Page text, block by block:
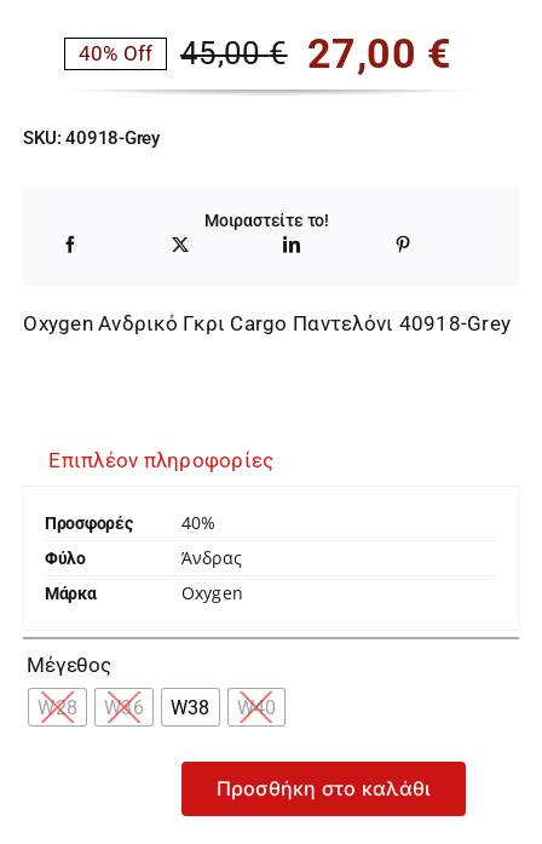
45,00€
Original
45,00 €.
27,00 €
Η
είναι:
27,00 €.
40% Off
SKU:40918-Grey
Μοιραστείτε το!
Oxygen Ανδρικό Γκρι Cargo Παντελόνι 40918-Grey
Επιπλέον πληροφορίες
Προσφορές 40%
Φύλο Άνδρας
Μάρκα Oxygen
Μέγεθος
W28 W36 W38 W40
Προσθήκη στο καλάθι